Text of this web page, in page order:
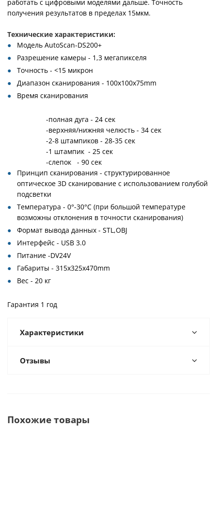
работать с цифровыми моделями дальше. Точность
получения результатов в пределах 15мкм.
Технические характеристики:
Модель AutoScan-DS200+
Разрешение камеры - 1,3 мегапикселя
Точность - <15 микрон
Диапазон сканирования - 100х100х75mm
Время сканирования
-полная дуга - 24 сек
-верхняя/нижняя челюсть - 34 сек
-2-8 штампиков - 28-35 сек
-1 штампик - 25 сек
-слепок - 90 сек
Принцип сканирования - структурированное
оптическое 3D сканирование с использованием голубой
подсветки
Температура - 0°-30°С (при большой температуре
возможны отклонения в точности сканирования)
Формат вывода данных - STL,OBJ
Интерфейс - USB 3.0
Питание -DV24V
Габариты - 315х325х470mm
Вес - 20 кг
Гарантия 1 год
Характеристики
Отзывы
Похожие товары